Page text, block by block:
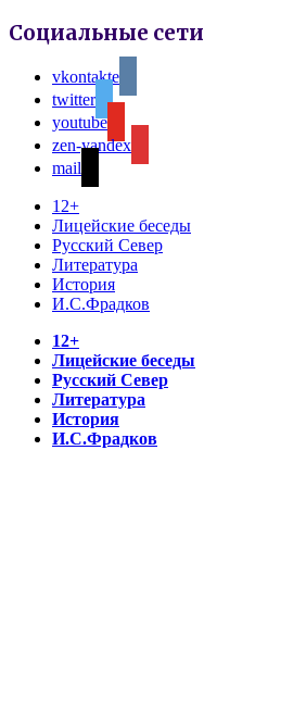
Социальные сети
vkontakte
twitter
youtube
zen-yandex
mail
12+
Лицейские беседы
Русский Север
Литература
История
И.С.Фрадков
12+
Лицейские беседы
Русский Север
Литература
История
И.С.Фрадков